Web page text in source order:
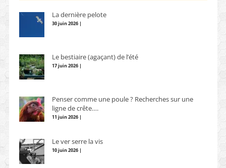
La dernière pelote
30 juin 2026 |
Le bestiaire (agaçant) de l’été
17 juin 2026 |
Penser comme une poule ? Recherches sur une
ligne de crête….
11 juin 2026 |
Le ver serre la vis
10 juin 2026 |